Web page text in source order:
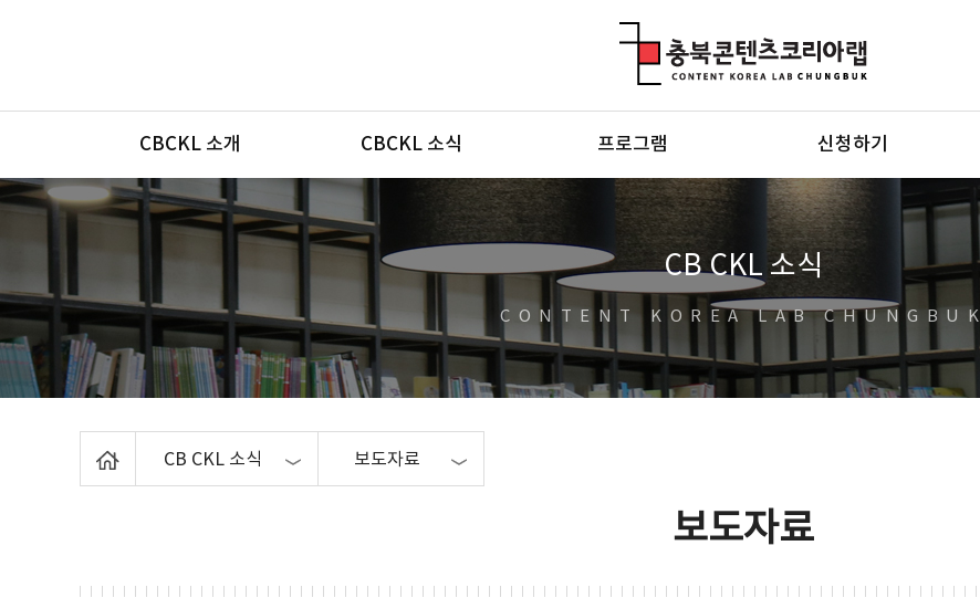
메뉴
CBCKL 소개 CBCKL 소식 프로그램 신청하기
CB CKL 소식
CONTENT KOREA LAB CHUNGBUK
CB CKL 소식 보도자료
보도자료